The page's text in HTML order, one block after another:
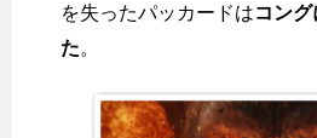
を失ったパッカードはコング
た。